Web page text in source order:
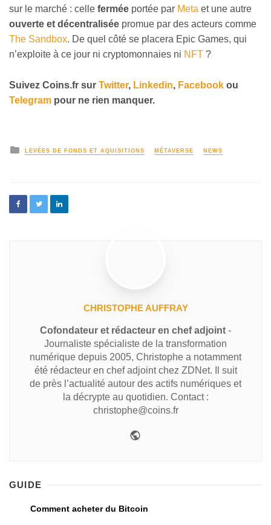
sur le marché : celle fermée portée par Meta et une autre
ouverte et décentralisée promue par des acteurs comme
The Sandbox. De quel côté se placera Epic Games, qui
n’exploite à ce jour ni cryptomonnaies ni NFT ?
Suivez Coins.fr sur Twitter, Linkedin, Facebook ou
Telegram pour ne rien manquer.
LEVÉES DE FONDS ET AQUISITIONS MÉTAVERSE NEWS
CHRISTOPHE AUFFRAY
Cofondateur et rédacteur en chef adjoint -
Journaliste spécialiste de la transformation
numérique depuis 2005, Christophe a notamment
été rédacteur en chef adjoint chez ZDNet. Il suit
de près l’actualité autour des actifs numériques et
la décrypte au quotidien. Contact :
christophe@coins.fr
GUIDE
Comment acheter du Bitcoin